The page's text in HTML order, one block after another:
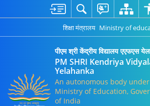
शिक्षा मंत्रालय Ministry of
पीएम श्री केंद्रीय विद्यालय एएफएस
PM SHRI Kendriya
Yelahanka
An autonomous body
Ministry of Education,
of India